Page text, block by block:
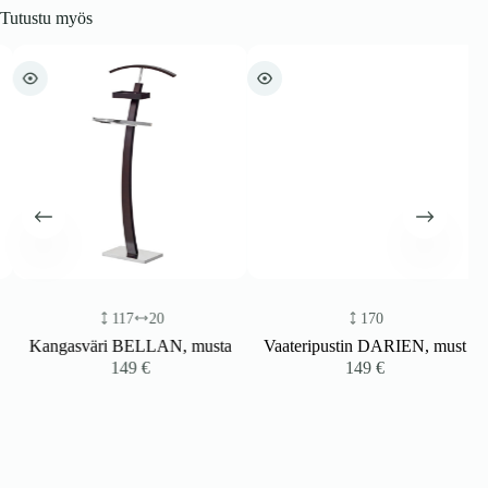
Tutustu myös
117 20
Kangasväri BELLAN, musta
149€
170
Vaateripustin DARIEN, must
149€